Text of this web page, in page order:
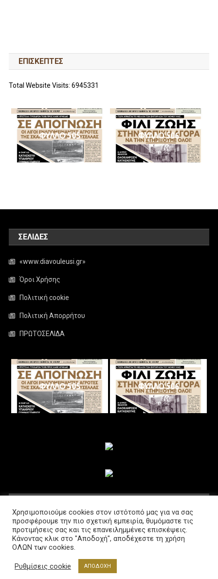
ΕΠΙΣΚΕΠΤΕΣ
Total Website Visits: 6945331
ΦΥΛΛΟ 505 ΦΥΛΛΟ 506
ΣΕΛΊΔΕΣ
«www.diavouleusi.gr»
Όροι Χρήσης
Πολιτική cookie
Πολιτική Απορρήτου
ΠΡΩΤΟΣΕΛΙΔΑ
ΦΥΛΛΟ 505 ΦΥΛΛΟ 506
Διαβούλευση @2021 Powered by www.lab-net.gr
Χρησιμοποιούμε cookies στον ιστότοπό μας για να σας
προσφέρουμε την πιο σχετική εμπειρία, θυμόμαστε τις
προτιμήσεις σας και τις επανειλημμένες επισκέψεις.
Κάνοντας κλικ στο "Αποδοχή", αποδέχεστε τη χρήση
ΟΛΩΝ των cookies.
Ρυθμίσεις cookie ΑΠΟΔΟΧΗ